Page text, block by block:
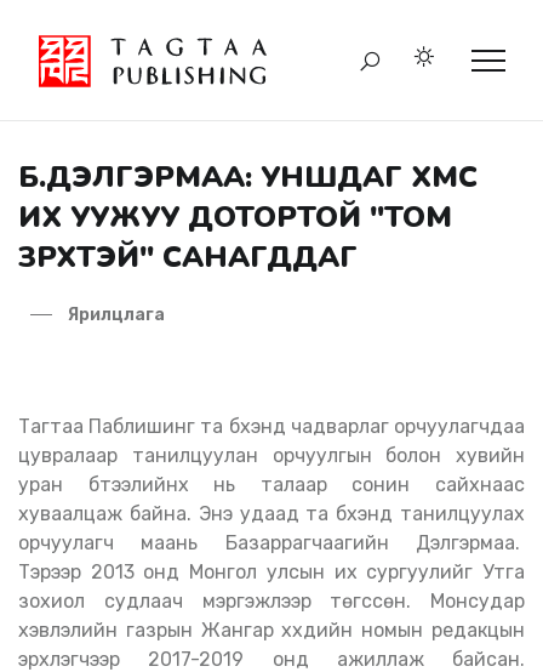
Б.ДЭЛГЭРМАА: УНШДАГ ХҮМҮҮС
ИХ УУЖУУ ДОТОРТОЙ "ТОМ
ЗҮРХТЭЙ" САНАГДДАГ
Ярилцлага
Тагтаа Паблишинг та бүхэнд чадварлаг орчуулагчдаа
цувралаар танилцуулан орчуулгын болон хувийн
уран бүтээлийнх нь талаар сонин сайхнаас
хуваалцаж байна. Энэ удаад та бүхэнд танилцуулах
орчуулагч маань Базаррагчаагийн Дэлгэрмаа.
Тэрээр 2013 онд Монгол улсын их сургуулийг Утга
зохиол судлаач мэргэжлээр төгссөн. Монсудар
хэвлэлийн газрын Жангар хүүхдийн номын редакцын
эрхлэгчээр 2017-2019 онд ажиллаж байсан.